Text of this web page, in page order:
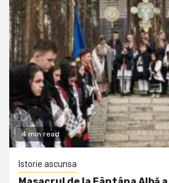
4 min read
Istorie ascunsa